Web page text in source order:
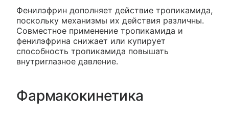
Фенилэфрин дополняет действие тропикамида,
поскольку механизмы их действия различны.
Совместное применение тропикамида и
фенилэфрина снижает или купирует
способность тропикамида повышать
внутриглазное давление.
Фармакокинетика